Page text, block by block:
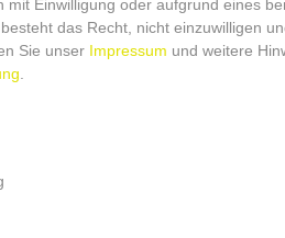
mit Einwilligung oder aufgrund eines
das Recht, nicht einzuwilligen
Sie unser Impressum und weitere